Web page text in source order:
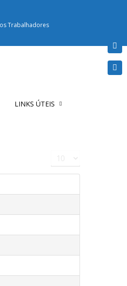
LINKS ÚTEIS